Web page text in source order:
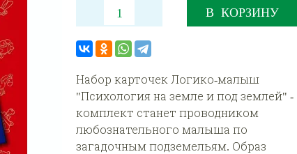
В КОРЗИНУ
Набор карточек Логико-малыш
"Психология на земле и под землей" -
комплект станет проводником
любознательного малыша по
загадочным подземельям. Образ